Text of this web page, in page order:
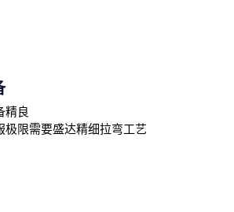
精良
极限需要盛达精细拉弯工艺